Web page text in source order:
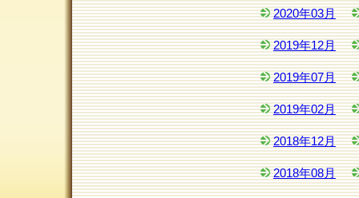
2020年03月
2019年12月
2019年07月
2019年02月
2018年12月
2018年08月